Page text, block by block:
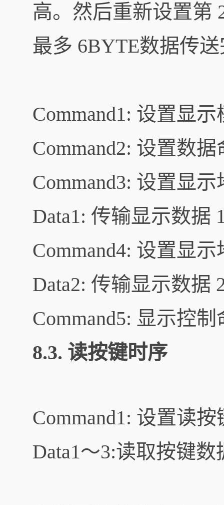
高。然后重新设置第
最多 6BYTE数据传
Command1: 设置显示
Command2: 设置数据
Command3: 设置显示
Data1: 传输显示数据
Command4: 设置显示
Data2: 传输显示数据
Command5: 显示控制
8.3. 读按键时序
Command1: 设置读
Data1～3:读取按键数